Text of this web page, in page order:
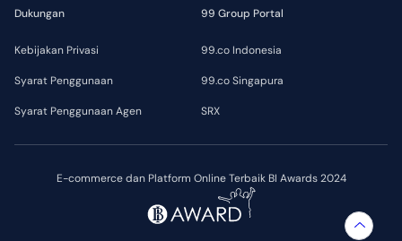
E-commerce dan Platform Online Terbaik BI Awards 2024
Dukungan
Kebijakan Privasi
Syarat Penggunaan
Syarat Penggunaan Agen
99 Group Portal
99.co Indonesia
99.co Singapura
SRX